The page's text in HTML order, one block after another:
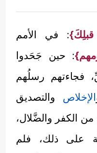
: في الأمم
: حين جَحَدوا
فجاءتهم رسلُهم
الإخلاص والتصديق
الكفر والضَّلال،
على ذلك، فلم